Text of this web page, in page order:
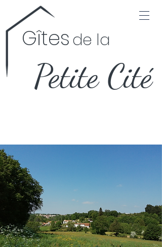
Gîtesde la
Petite Cité